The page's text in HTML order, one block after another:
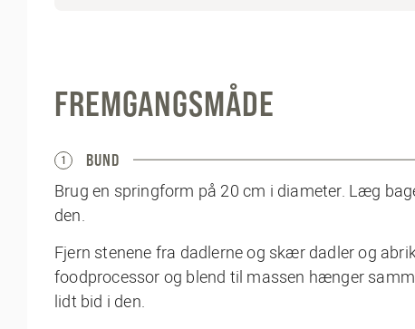
FREMGANGSMÅDE
1 BUND
Brug en springform på 20 cm i diameter. Læg
den.
Fjern stenene fra dadlerne og skær dadler og
foodprocessor og blend til massen hænger
lidt bid i den.